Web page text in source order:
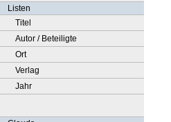
Listen
Titel
Autor / Beteiligte
Ort
Verlag
Jahr